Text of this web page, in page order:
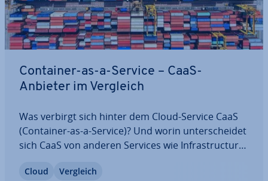
Container-as-a-Service – CaaS-
Anbieter im Vergleich
Was verbirgt sich hinter dem Cloud-Service CaaS
(Container-as-a-Service)? Und worin un­ter­schei­det
sich CaaS von anderen Services wie In­fra­struc­tu­re-
und Software-as-a-Service (SaaS)? Wir verraten
Cloud Vergleich